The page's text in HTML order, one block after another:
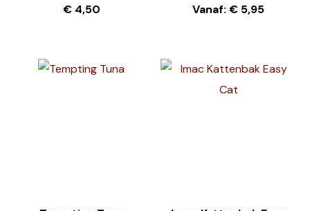
€4,50
Vanaf:€ 5,95